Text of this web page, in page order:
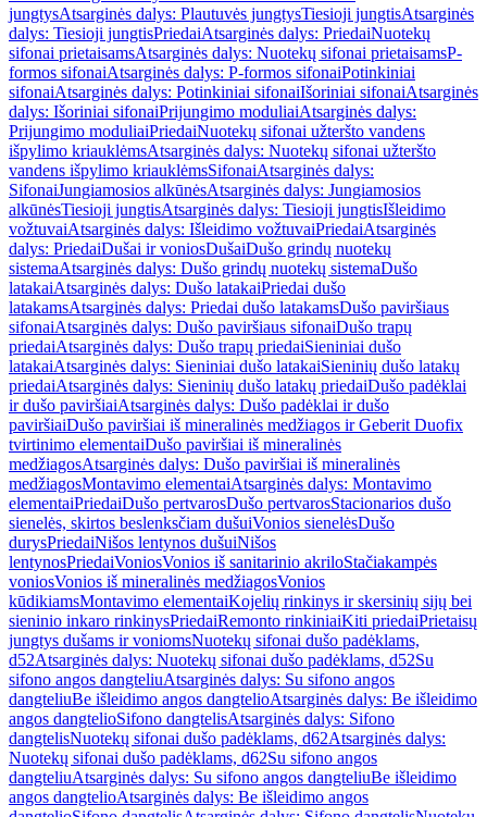
jungtysAtsarginės dalys: Plautuvės jungtysTiesioji jungtisAtsarginės
dalys: Tiesioji jungtisPriedaiAtsarginės dalys: PriedaiNuotekų
sifonai prietaisamsAtsarginės dalys: Nuotekų sifonai prietaisamsP-
formos sifonaiAtsarginės dalys: P-formos sifonaiPotinkiniai
sifonaiAtsarginės dalys: Potinkiniai sifonaiIšoriniai sifonaiAtsarginės
dalys: Išoriniai sifonaiPrijungimo moduliaiAtsarginės dalys:
Prijungimo moduliaiPriedaiNuotekų sifonai užteršto vandens
išpylimo kriauklėmsAtsarginės dalys: Nuotekų sifonai užteršto
vandens išpylimo kriauklėmsSifonaiAtsarginės dalys:
SifonaiJungiamosios alkūnėsAtsarginės dalys: Jungiamosios
alkūnėsTiesioji jungtisAtsarginės dalys: Tiesioji jungtisIšleidimo
vožtuvaiAtsarginės dalys: Išleidimo vožtuvaiPriedaiAtsarginės
dalys: PriedaiDušai ir voniosDušaiDušo grindų nuotekų
sistemaAtsarginės dalys: Dušo grindų nuotekų sistemaDušo
latakaiAtsarginės dalys: Dušo latakaiPriedai dušo
latakamsAtsarginės dalys: Priedai dušo latakamsDušo paviršiaus
sifonaiAtsarginės dalys: Dušo paviršiaus sifonaiDušo trapų
priedaiAtsarginės dalys: Dušo trapų priedaiSieniniai dušo
latakaiAtsarginės dalys: Sieniniai dušo latakaiSieninių dušo latakų
priedaiAtsarginės dalys: Sieninių dušo latakų priedaiDušo padėklai
ir dušo paviršiaiAtsarginės dalys: Dušo padėklai ir dušo
paviršiaiDušo paviršiai iš mineralinės medžiagos ir Geberit Duofix
tvirtinimo elementaiDušo paviršiai iš mineralinės
medžiagosAtsarginės dalys: Dušo paviršiai iš mineralinės
medžiagosMontavimo elementaiAtsarginės dalys: Montavimo
elementaiPriedaiDušo pertvarosDušo pertvarosStacionarios dušo
sienelės, skirtos beslenksčiam dušuiVonios sienelėsDušo
durysPriedaiNišos lentynos dušuiNišos
lentynosPriedaiVoniosVonios iš sanitarinio akriloStačiakampės
voniosVonios iš mineralinės medžiagosVonios
kūdikiamsMontavimo elementaiKojelių rinkinys ir skersinių sijų bei
sieninio inkaro rinkinysPriedaiRemonto rinkiniaiKiti priedaiPrietaisų
jungtys dušams ir voniomsNuotekų sifonai dušo padėklams,
d52Atsarginės dalys: Nuotekų sifonai dušo padėklams, d52Su
sifono angos dangteliuAtsarginės dalys: Su sifono angos
dangteliuBe išleidimo angos dangtelioAtsarginės dalys: Be išleidimo
angos dangtelioSifono dangtelisAtsarginės dalys: Sifono
dangtelisNuotekų sifonai dušo padėklams, d62Atsarginės dalys:
Nuotekų sifonai dušo padėklams, d62Su sifono angos
dangteliuAtsarginės dalys: Su sifono angos dangteliuBe išleidimo
angos dangtelioAtsarginės dalys: Be išleidimo angos